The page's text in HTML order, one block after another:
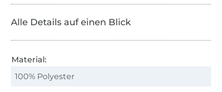
Alle Details auf einen Blick
Material:
100% Polyester